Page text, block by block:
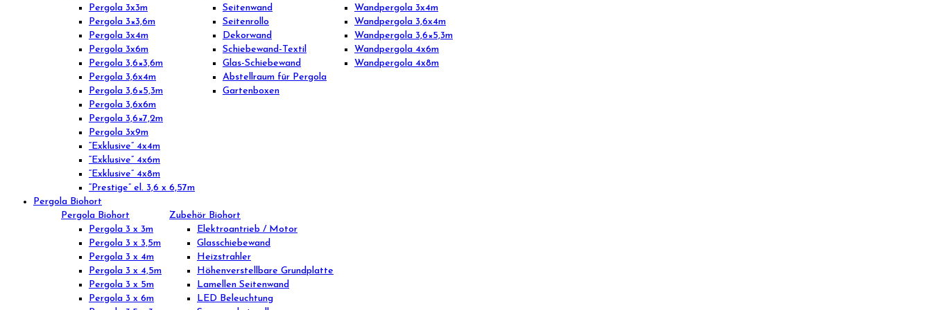
Pergola 3x3m
Pergola 3×3,6m
Pergola 3x4m
Pergola 3x6m
Pergola 3,6×3,6m
Pergola 3,6x4m
Pergola 3,6×5,3m
Pergola 3,6x6m
Pergola 3,6×7,2m
Pergola 3x9m
“Exklusive” 4x4m
“Exklusive” 4x6m
“Exklusive” 4x8m
“Prestige” el. 3,6 x 6,57m
Seitenwand
Seitenrollo
Dekorwand
Schiebewand-Textil
Glas-Schiebewand
Abstellraum für Pergola
Gartenboxen
Wandpergola 3x4m
Wandpergola 3,6x4m
Wandpergola 3,6×5,3m
Wandpergola 4x6m
Wandpergola 4x8m
Pergola Biohort
Pergola Biohort
Pergola 3 x 3m
Pergola 3 x 3,5m
Pergola 3 x 4m
Pergola 3 x 4,5m
Pergola 3 x 5m
Pergola 3 x 6m
Zubehör Biohort
Elektroantrieb / Motor
Glasschiebewand
Heizstrahler
Höhenverstellbare Grundplatte
Lamellen Seitenwand
LED Beleuchtung